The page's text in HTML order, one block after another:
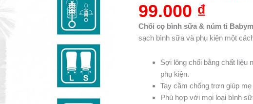
5.00trên 5
dựa trên
1
99.000 ₫
Chổi cọ bình sữa & núm ti
sạch bình sữa và phụ kiện một
Sợi lông chổi bằng chất liệu
phụ kiện.
Tay cầm chống trơn giúp
Phù hợp với mọi loại bình
và
núm
ti
Babymoov
lượng